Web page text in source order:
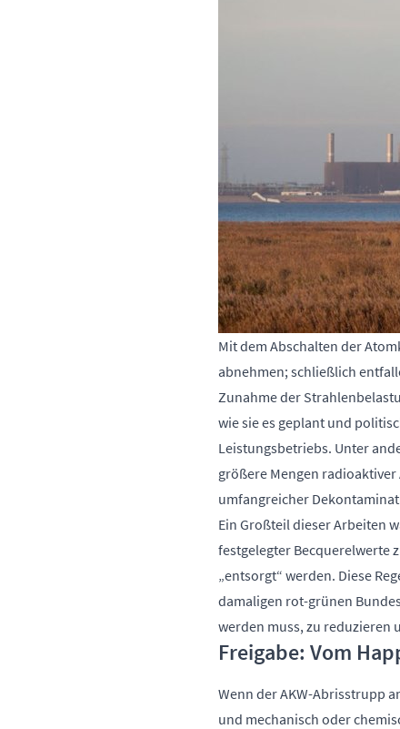
Mit dem Abschalten der
abnehmen; schließlich
Zunahme der
wie sie es geplant und
Leistungsbetriebs. Unter
größere Mengen
umfangreicher
Ein Großteil dieser Arbeiten
festgelegter Becquerelwerte
„entsorgt“ werden. Diese
damaligen rot-grünen
werden muss, zu reduzieren
Freigabe: Vom
Wenn der AKW-Abrisstrupp
und mechanisch oder